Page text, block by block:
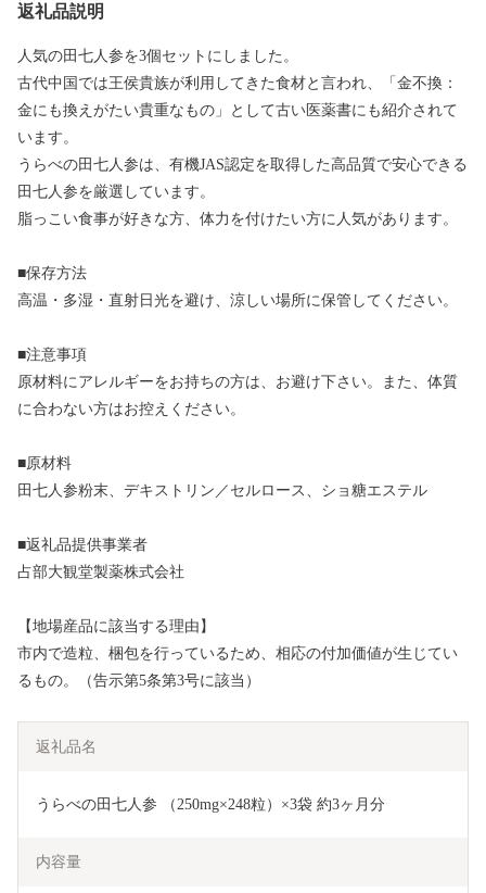
返礼品説明
人気の田七人参を3個セットにしました。
古代中国では王侯貴族が利用してきた食材と言われ、「金不換：
金にも換えがたい貴重なもの」として古い医薬書にも紹介されて
います。
うらべの田七人参は、有機JAS認定を取得した高品質で安心できる
田七人参を厳選しています。
脂っこい食事が好きな方、体力を付けたい方に人気があります。
■保存方法
高温・多湿・直射日光を避け、涼しい場所に保管してください。
■注意事項
原材料にアレルギーをお持ちの方は、お避け下さい。また、体質
に合わない方はお控えください。
■原材料
田七人参粉末、デキストリン／セルロース、ショ糖エステル
■返礼品提供事業者
占部大観堂製薬株式会社
【地場産品に該当する理由】
市内で造粒、梱包を行っているため、相応の付加価値が生じてい
るもの。（告示第5条第3号に該当）
返礼品名
うらべの田七人参 （250mg×248粒）×3袋 約3ヶ月分
内容量